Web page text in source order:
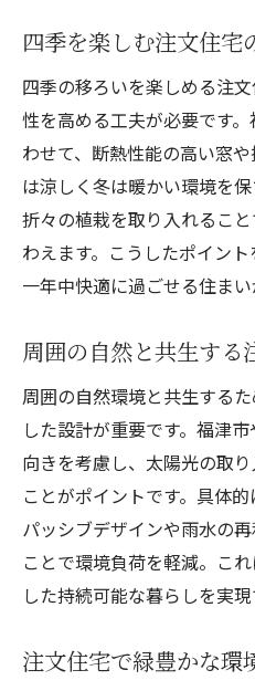
家族を守る注文住
安心感を高める注
素材選びが左右する快
注文住宅で重視し
快適性を高める注
健康を意識した
ト
エコ住宅を実現す
注文住宅でこだわ
子育て世代が注目する
注文住宅で叶える
安心安全な注文住
注文住宅で実現す
子どもの成長を見
注文住宅で子育て
四季を楽しむ注文住宅
四季の移ろいを楽しめる注
性を高める工夫が必要です
わせて、断熱性能の高い窓
は涼しく冬は暖かい環境を
折々の植栽を取り入れるこ
わえます。こうしたポイン
一年中快適に過ごせる住まい
周囲の自然と共生する
周囲の自然環境と共生する
した設計が重要です。福津
向きを考慮し、太陽光の取
ことがポイントです。具体
パッシブデザインや雨水の
ことで環境負荷を軽減。こ
した持続可能な暮らしを実現
注文住宅で緑豊かな環